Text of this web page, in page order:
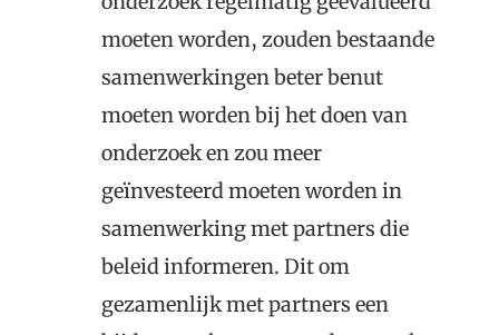
moeten worden, zouden bestaande
samenwerkingen beter benut
moeten worden bij het doen van
onderzoek en zou meer
geïnvesteerd moeten worden in
samenwerking met partners die
beleid informeren. Dit om
gezamenlijk met partners een